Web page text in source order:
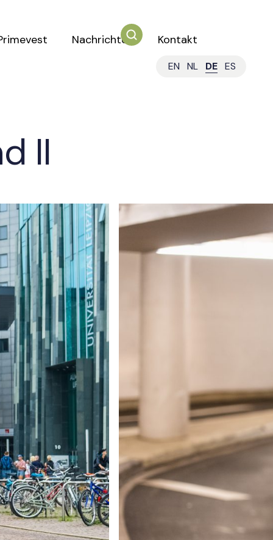
Nachrichten Kontakt
EN NL DE ES
II